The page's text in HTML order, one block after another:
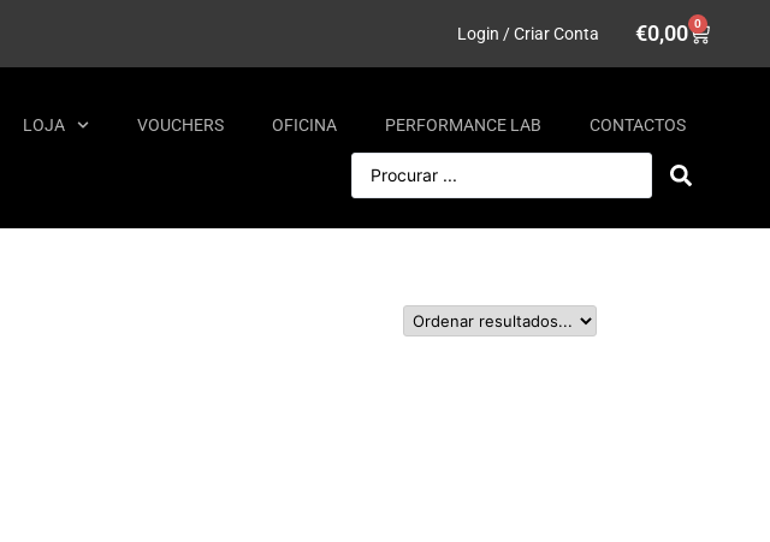
Login / Criar Conta €0,00 0
LOJA VOUCHERS OFICINA PERFORMANCE LAB CONTACTOS